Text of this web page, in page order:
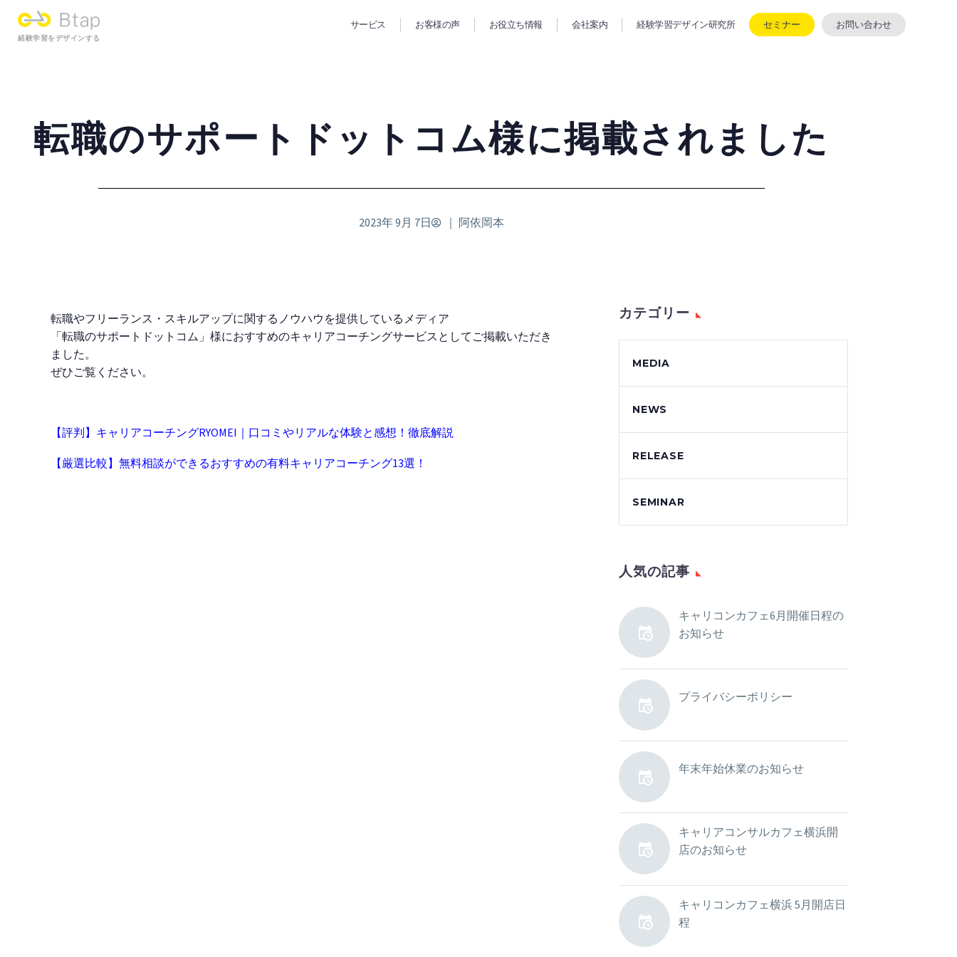
経験学習をデザインする
サービス お客様の声 お役立ち情報 会社案内 経験学習デザイン研究所 セミナー お問い合わせ
転職のサポートドットコム様に掲載されました
2023年 9月 7日 ｜ 阿依岡本
転職やフリーランス・スキルアップに関するノウハウを提供しているメディア
「転職のサポートドットコム」様におすすめのキャリアコーチングサービスとしてご掲載いただき
ました。
ぜひご覧ください。
【評判】キャリアコーチングRYOMEI｜口コミやリアルな体験と感想！徹底解説
【厳選比較】無料相談ができるおすすめの有料キャリアコーチング13選！
カテゴリー
MEDIA
NEWS
RELEASE
SEMINAR
人気の記事
キャリコンカフェ6月開催日程の
お知らせ
プライバシーポリシー
年末年始休業のお知らせ
キャリアコンサルカフェ横浜開
店のお知らせ
キャリコンカフェ横浜 5月開店日
程